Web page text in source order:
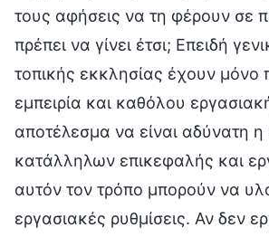
τους αφήσεις να τη φέρουν σε
πρέπει να γίνει έτσι; Επειδή
τοπικής εκκλησίας έχουν μόνο
εμπειρία και καθόλου
αποτέλεσμα να είναι αδύνατη η
κατάλληλων επικεφαλής και
αυτόν τον τρόπο μπορούν να
εργασιακές ρυθμίσεις. Αν δεν